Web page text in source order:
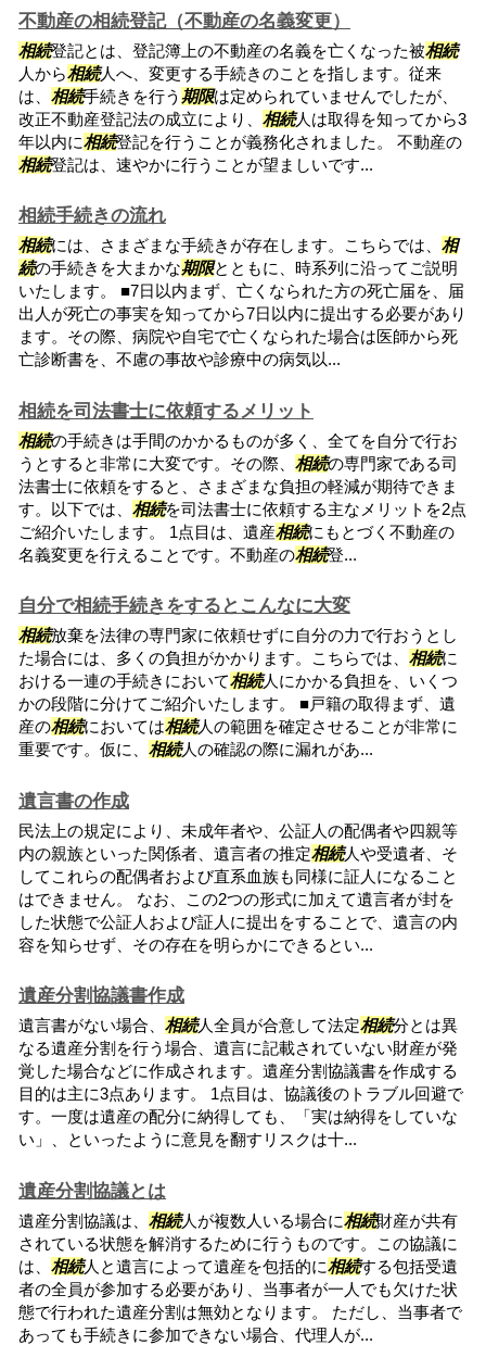
不動産の相続登記（不動産の名義変更）
相続登記とは、登記簿上の不動産の名義を亡くなった被相続
人から相続人へ、変更する手続きのことを指します。従来
は、 相続手続きを行う 期限は定められていませんでしたが、
改正不動産登記法の成立により、 相続人は取得を知ってから3
年以内に相続登記を行うことが義務化されました。 不動産の
相続登記は、速やかに行うことが望ましいです...
相続手続きの流れ
相続には、さまざまな手続きが存在します。こちらでは、 相
続の手続きを大まかな期限とともに、時系列に沿ってご説明
いたします。 ■7日以内まず、亡くなられた方の死亡届を、届
出人が死亡の事実を知ってから7日以内に提出する必要があり
ます。その際、病院や自宅で亡くなられた場合は医師から死
亡診断書を、不慮の事故や診療中の病気以...
相続を司法書士に依頼するメリット
相続の手続きは手間のかかるものが多く、全てを自分で行お
うとすると非常に大変です。その際、 相続の専門家である司
法書士に依頼をすると、さまざまな負担の軽減が期待できま
す。以下では、 相続を司法書士に依頼する主なメリットを2点
ご紹介いたします。 1点目は、遺産相続にもとづく不動産の
名義変更を行えることです。不動産の相続登...
自分で相続手続きをするとこんなに大変
相続放棄を法律の専門家に依頼せずに自分の力で行おうとし
た場合には、多くの負担がかかります。こちらでは、 相続に
おける一連の手続きにおいて相続人にかかる負担を、いくつ
かの段階に分けてご紹介いたします。 ■戸籍の取得まず、遺
産の相続においては相続人の範囲を確定させることが非常に
重要です。仮に、 相続人の確認の際に漏れがあ...
遺言書の作成
民法上の規定により、未成年者や、公証人の配偶者や四親等
内の親族といった関係者、遺言者の推定相続人や受遺者、そ
してこれらの配偶者および直系血族も同様に証人になること
はできません。 なお、この2つの形式に加えて遺言者が封を
した状態で公証人および証人に提出をすることで、遺言の内
容を知らせず、その存在を明らかにできるとい...
遺産分割協議書作成
遺言書がない場合、 相続人全員が合意して法定相続分とは異
なる遺産分割を行う場合、遺言に記載されていない財産が発
覚した場合などに作成されます。遺産分割協議書を作成する
目的は主に3点あります。 1点目は、協議後のトラブル回避で
す。一度は遺産の配分に納得しても、「実は納得をしていな
い」、といったように意見を翻すリスクは十...
遺産分割協議とは
遺産分割協議は、 相続人が複数人いる場合に相続財産が共有
されている状態を解消するために行うものです。この協議に
は、 相続人と遺言によって遺産を包括的に相続する包括受遺
者の全員が参加する必要があり、当事者が一人でも欠けた状
態で行われた遺産分割は無効となります。 ただし、当事者で
あっても手続きに参加できない場合、代理人が...